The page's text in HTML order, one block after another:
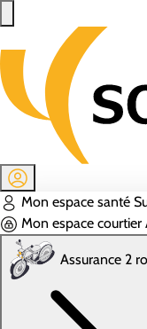
Mon espace santé
Mon espace courtier
Assurance 2